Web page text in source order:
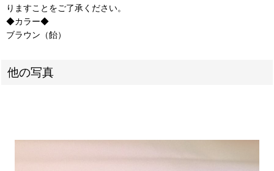
りますことをご了承ください。
◆カラー◆
ブラウン（飴）
他の写真